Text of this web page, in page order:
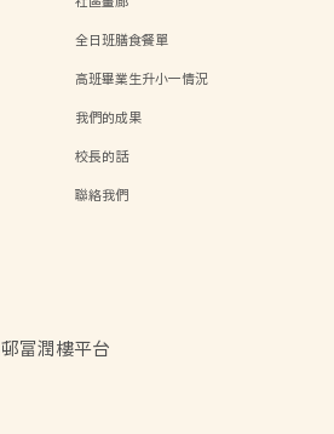
全日班膳食餐單
高班畢業生升小一情況
我們的成果
校長的話
聯絡我們
富潤樓平台